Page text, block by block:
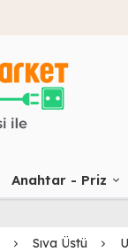
Anahtar - Priz
Sıva Üstü